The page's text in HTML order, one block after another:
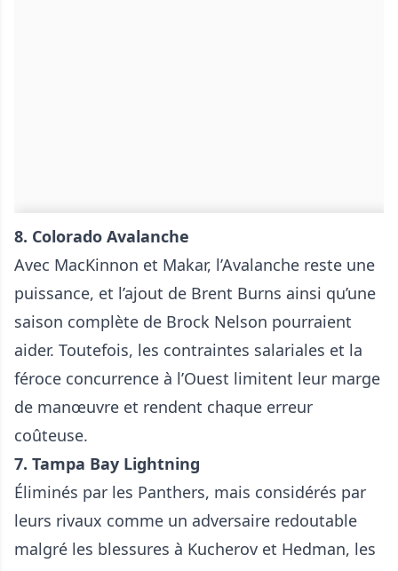
8. Colorado Avalanche
Avec MacKinnon et Makar, l’Avalanche reste une
puissance, et l’ajout de Brent Burns ainsi qu’une
saison complète de Brock Nelson pourraient
aider. Toutefois, les contraintes salariales et la
féroce concurrence à l’Ouest limitent leur marge
de manœuvre et rendent chaque erreur
coûteuse.
7. Tampa Bay Lightning
Éliminés par les Panthers, mais considérés par
leurs rivaux comme un adversaire redoutable
malgré les blessures à Kucherov et Hedman, les